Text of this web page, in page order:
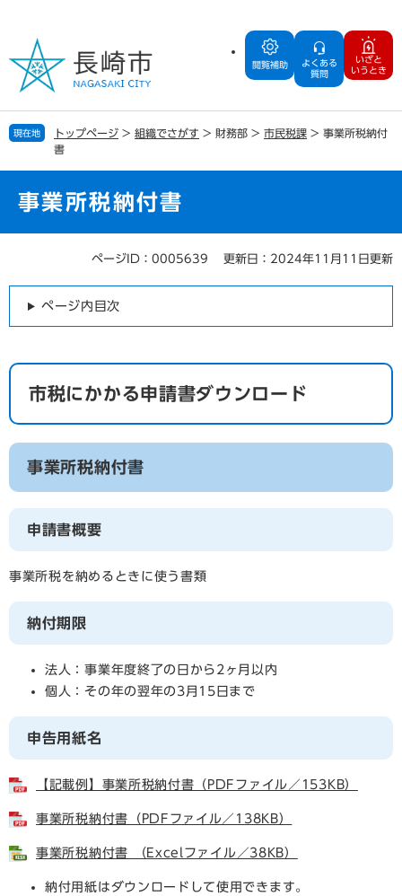
の
で
す
ー
ば
し
閲覧補助
よくある
質問
いざと
いうとき
現在地 トップページ > 組織でさがす > 財務部 > 市民税課 > 事業所税納付
書
事業所税納付書
ページID：0005639 更新日：2024年11月11日更新
ページ内目次
市税にかかる申請書ダウンロード
事業所税納付書
申請書概要
事業所税を納めるときに使う書類
納付期限
法人：事業年度終了の日から2ヶ月以内
個人：その年の翌年の3月15日まで
申告用紙名
【記載例】事業所税納付書（PDFファイル／153KB）
事業所税納付書（PDFファイル／138KB）
事業所税納付書 （Excelファイル／38KB）
納付用紙はダウンロードして使用できます。